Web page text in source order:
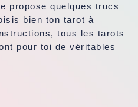
propose quelques trucs
bien ton tarot à
tous les tarots
pour toi de véritables